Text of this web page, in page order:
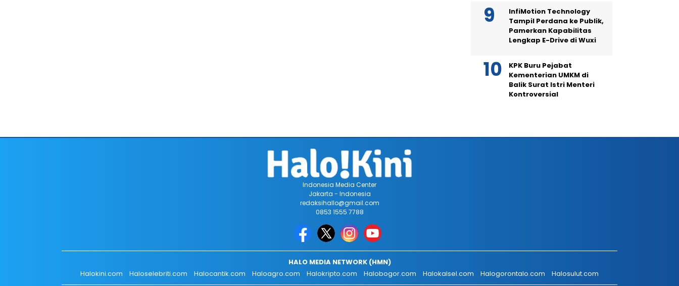
InfiMotion Technology
Tampil Perdana ke Publik,
Pamerkan Kapabilitas
Lengkap E-Drive di Wuxi
KPK Buru Pejabat
Kementerian UMKM di
Balik Surat Istri Menteri
Kontroversial
Indonesia Media Center
Jakarta - Indonesia
redaksihallo@gmail.com
0853 1555 7788
HALO MEDIA NETWORK (HMN)
Halokini.com
Haloselebriti.com Halocantik.com Haloagro.com Halokripto.com Halobogor.com Halokalsel.com Halogorontalo.com Halosulut.com